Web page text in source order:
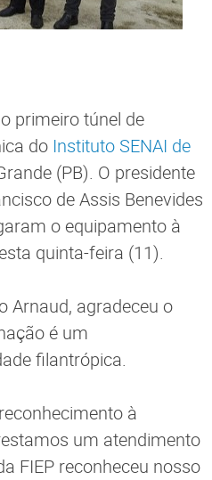
primeiro túnel de
do Instituto SENAI de
(PB). O presidente
de Assis Benevides
o equipamento à
quinta-feira (11).
Arnaud, agradeceu o
é um
filantrópica.
à
um atendimento
FIEP reconheceu nosso